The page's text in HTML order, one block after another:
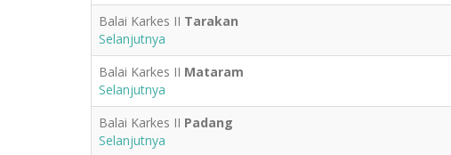
Balai Karkes II Tarakan
Selanjutnya
Balai Karkes II Mataram
Selanjutnya
Balai Karkes II Padang
Selanjutnya